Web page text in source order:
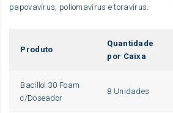
papovavírus, poliomavírus e toravírus.
Produto
Quantidade
por Caixa
Bacillol 30 Foam
c/Doseador
8 Unidades